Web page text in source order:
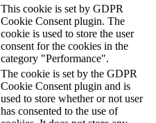
This cookie is set by GDPR
Cookie Consent plugin. The
cookie is used to store the user
consent for the cookies in the
category "Performance".
The cookie is set by the GDPR
Cookie Consent plugin and is
used to store whether or not user
has consented to the use of